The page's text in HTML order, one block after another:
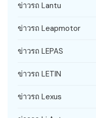
ข่าวรถ Lantu
ข่าวรถ Leapmotor
ข่าวรถ LEPAS
ข่าวรถ LETIN
ข่าวรถ Lexus